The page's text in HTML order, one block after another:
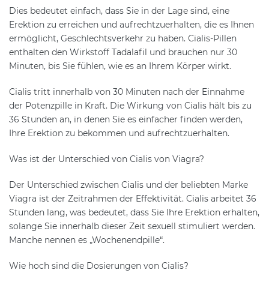
Dies bedeutet einfach, dass Sie in der Lage sind, eine
Erektion zu erreichen und aufrechtzuerhalten, die es Ihnen
ermöglicht, Geschlechtsverkehr zu haben. Cialis-Pillen
enthalten den Wirkstoff Tadalafil und brauchen nur 30
Minuten, bis Sie fühlen, wie es an Ihrem Körper wirkt.
Cialis tritt innerhalb von 30 Minuten nach der Einnahme
der Potenzpille in Kraft. Die Wirkung von Cialis hält bis zu
36 Stunden an, in denen Sie es einfacher finden werden,
Ihre Erektion zu bekommen und aufrechtzuerhalten.
Was ist der Unterschied von Cialis von Viagra?
Der Unterschied zwischen Cialis und der beliebten Marke
Viagra ist der Zeitrahmen der Effektivität. Cialis arbeitet 36
Stunden lang, was bedeutet, dass Sie Ihre Erektion erhalten,
solange Sie innerhalb dieser Zeit sexuell stimuliert werden.
Manche nennen es „Wochenendpille“.
Wie hoch sind die Dosierungen von Cialis?